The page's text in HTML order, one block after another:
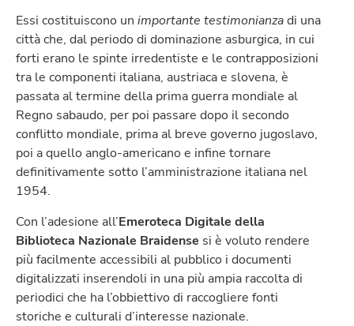
Essi costituiscono un importante testimonianzadi una
città che, dal periodo di dominazione asburgica, in cui
forti erano le spinte irredentiste e le contrapposizioni
tra le componenti italiana, austriaca e slovena, è
passata al termine della prima guerra mondiale al
Regno sabaudo, per poi passare dopo il secondo
conflitto mondiale, prima al breve governo jugoslavo,
poi a quello anglo-americano e infine tornare
definitivamente sotto l’amministrazione italiana nel
1954.
Con l’adesione all’Emeroteca Digitale della
Biblioteca Nazionale Braidense si è voluto rendere
più facilmente accessibili al pubblico i documenti
digitalizzati inserendoli in una più ampia raccolta di
periodici che ha l’obbiettivo di raccogliere fonti
storiche e culturali d’interesse nazionale.